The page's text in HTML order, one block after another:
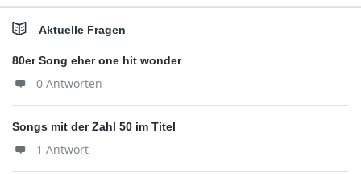
Aktuelle Fragen
80er Song eher one hit wonder
0 Antworten
Songs mit der Zahl 50 im Titel
1 Antwort